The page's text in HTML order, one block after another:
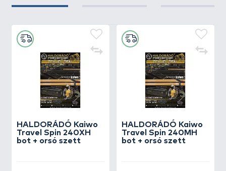
HALDORÁDÓ Kaiwo
Travel Spin 240XH
bot + orsó szett
HALDORÁDÓ Kaiwo
Travel Spin 240MH
bot + orsó szett